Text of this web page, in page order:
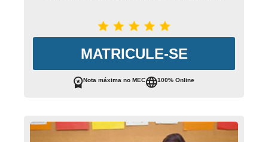
MATRICULE-SE
Nota máxima no MEC 100% Online